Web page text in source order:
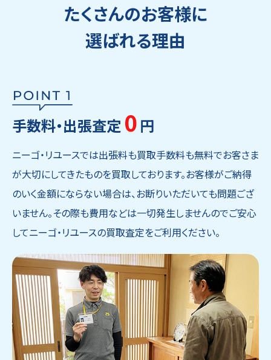
たくさんのお客様に
選ばれる理由
手数料・出張査定 0 円
ニーゴ・リユースでは出張料も買取手数料も無料でお客さま
が大切にしてきたものを買取しております。お客様がご納得
のいく金額にならない場合は、お断りいただいても問題ござ
いません。その際も費用などは一切発生しませんのでご安心
してニーゴ・リユースの買取査定をご利用ください。